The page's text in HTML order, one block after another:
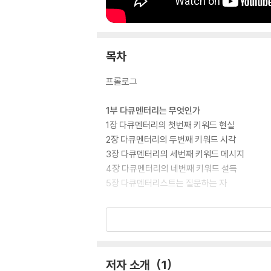
목차
프롤로그
1부 다큐멘터리는 무엇인가
1장 다큐멘터리의 첫번째 키워드 현실
2장 다큐멘터리의 두번째 키워드 시각
3장 다큐멘터리의 세번째 키워드 메시지
4장 다큐멘터리의 네번째 키워드 설득
5장 다큐멘터리스트는 질문하는 자
2부 다큐멘터리의 이야기는 어떻게 구축되는가
저자 소개 1